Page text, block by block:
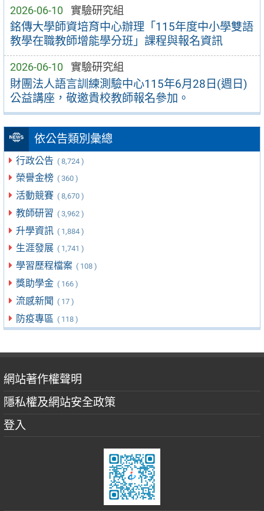
2026-06-10 實驗研究組
銘傳大學師資培育中心辦理「115年度中小學雙語
教學在職教師增能學分班」課程與報名資訊
2026-06-10 實驗研究組
財團法人語言訓練測驗中心115年6月28日(週日)
公益講座，敬邀貴校教師報名參加。
依公告類別彙總
行政公告 ( 8,724 )
榮譽金榜 ( 360 )
活動競賽 ( 8,670 )
教師研習 ( 3,962 )
升學資訊 ( 1,884 )
生涯發展 ( 1,741 )
學習歷程檔案 ( 108 )
獎助學金 ( 166 )
流感新聞 ( 17 )
防疫專區 ( 118 )
網站著作權聲明
隱私權及網站安全政策
登入